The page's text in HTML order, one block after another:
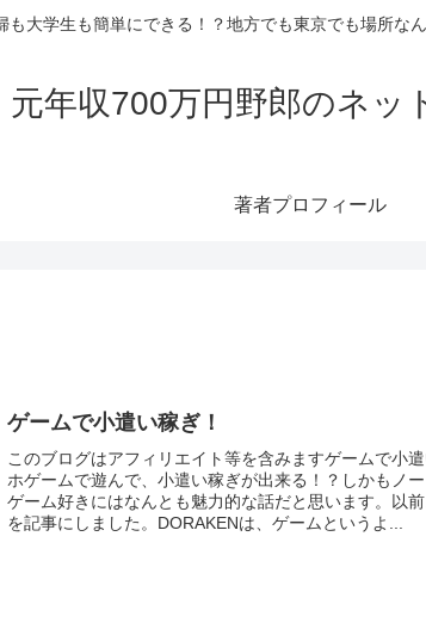
も大学生も簡単にできる！？地方でも東京でも場所な
元年収700万円野郎のネッ
著者プロフィール
ゲームで小遣い稼ぎ！
このブログはアフィリエイト等を含みますゲームで小
ホゲームで遊んで、小遣い稼ぎが出来る！？しかもノー
ゲーム好きにはなんとも魅力的な話だと思います。以
を記事にしました。DORAKENは、ゲームというよ...